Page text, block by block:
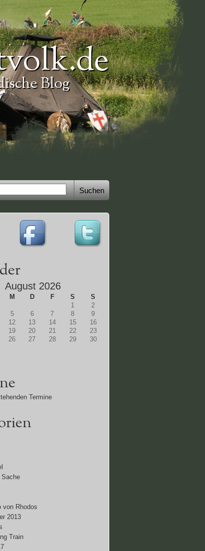
Blog
August 2026
M D F S S
1
2
5 6 7 8
9
12 13 14 15
16
19 20 21 22
23
26 27 28 29
30
Termine
Sache
von Rhodos
2013
Train